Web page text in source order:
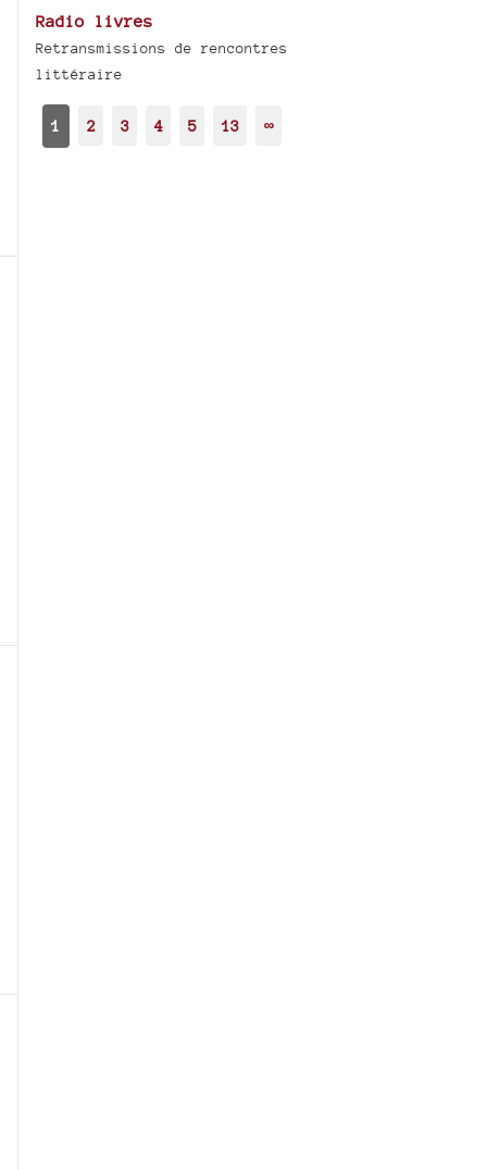
Radio livres
Retransmissions de rencontres
littéraire
1 2 3 4 5 13 ∞